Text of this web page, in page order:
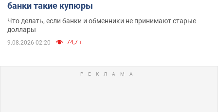
банки такие купюры
Что делать, если банки и обменники не принимают старые
доллары
9.08.2026 02:20 74,7 т.